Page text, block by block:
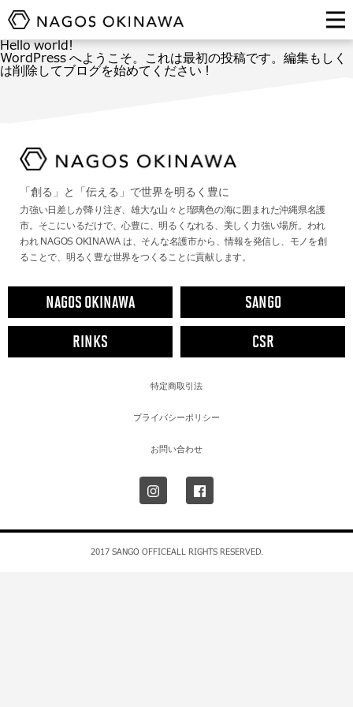
Hello world!
WordPress へようこそ。これは最初の投稿です。編集もしく
は削除してブログを始めてください !
「創る」と「伝える」で世界を明るく豊に
力強い日差しが降り注ぎ、雄大な山々と瑠璃色の海に囲まれた沖縄県名護
市。そこにいるだけで、心豊に、明るくなれる、美しく力強い場所。われ
われ NAGOS OKINAWA は、そんな名護市から、情報を発信し、モノを創
ることで、明るく豊な世界をつくることに貢献します。
NAGOS OKINAWA
SANGO
RINKS
CSR
特定商取引法
プライバシーポリシー
お問い合わせ
2017 SANGO OFFICEALL RIGHTS RESERVED.